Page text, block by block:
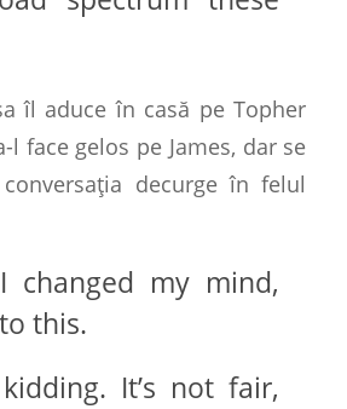
îl aduce în casă pe Topher
l face gelos pe James, dar se
decurge în felul
changed my mind,
this.
kidding. It’s not fair,